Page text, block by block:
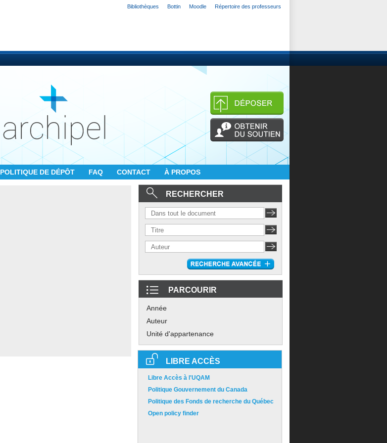
Bibliothèques Bottin Moodle Répertoire des professeurs
POLITIQUE DE DÉPÔT FAQ CONTACT À PROPOS
RECHERCHER
PARCOURIR
Année
Auteur
Unité d'appartenance
LIBRE ACCÈS
Libre Accès à l'UQAM
Politique Gouvernement du Canada
Politique des Fonds de recherche du Québec
Open policy finder